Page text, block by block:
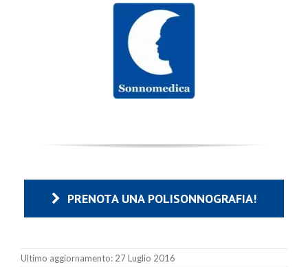
PRENOTA UNA POLISONNOGRAFIA!
Ultimo aggiornamento: 27 Luglio 2016